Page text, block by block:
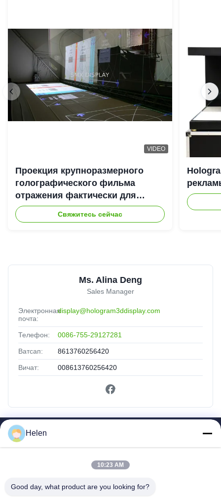
VIDEO
Проекция крупноразмерного
голографического фильма
отражения фактически для
системы репроектора Hologram
3D
Свяжитесь сейчас
Ms. Alina Deng
Sales Manager
Электронная
почта:
display@hologram3ddisplay.com
Телефон: 0086-755-29127281
Ватсап: 8613760256420
Вичат: 008613760256420
Продукты
Путешествие Фабрики
Helen
10:23 AM
Good day, what product are you looking for?